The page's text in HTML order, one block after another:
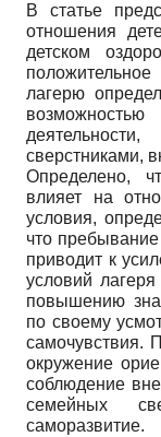
В статье
отношения
детском
лагерю
сверстниками,
Определено,
влияет на
условия,
что
приводит к
условий
повышению
по своему
самочувствия.
окружение
соблюдение
семейных
саморазвитие.